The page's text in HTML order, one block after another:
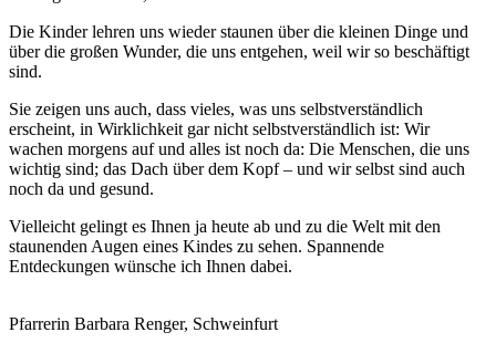
Die Kinder lehren uns wieder staunen über die kleinen Dinge und
über die großen Wunder, die uns entgehen, weil wir so beschäftigt
sind.
Sie zeigen uns auch, dass vieles, was uns selbstverständlich
erscheint, in Wirklichkeit gar nicht selbstverständlich ist: Wir
wachen morgens auf und alles ist noch da: Die Menschen, die uns
wichtig sind; das Dach über dem Kopf – und wir selbst sind auch
noch da und gesund.
Vielleicht gelingt es Ihnen ja heute ab und zu die Welt mit den
staunenden Augen eines Kindes zu sehen. Spannende
Entdeckungen wünsche ich Ihnen dabei.
Pfarrerin Barbara Renger, Schweinfurt